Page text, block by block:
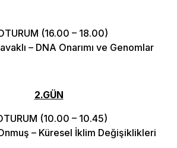
(16.00 – 18.00)
– DNA Onarımı ve Genomlar
2.GÜN
(10.00 – 10.45)
– Küresel İklim Değişiklikleri